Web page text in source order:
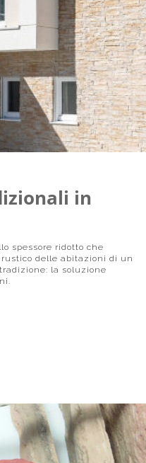
in
spessore ridotto che
delle abitazioni di un
la soluzione